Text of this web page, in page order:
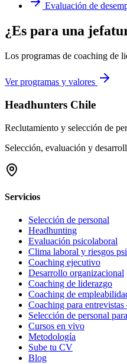
Evaluación de
¿Es para una
Los programas de coaching de
Ver programas y valores
Headhunters Chile
Reclutamiento y selección de
Selección, evaluación y
Servicios
Selección de personal
Headhunting
Evaluación psicolaboral
Clima laboral y riesgos
Coaching ejecutivo
Desarrollo organizacional
Coaching de liderazgo
Coaching de
Coaching para entrevistas
Selección de personal
Cursos en vivo
Metodología
Sube tu CV
Blog